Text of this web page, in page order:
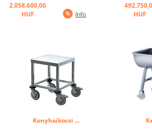
2.058.600,00
HUF
Info
HUF
Konyhaikocsi ...